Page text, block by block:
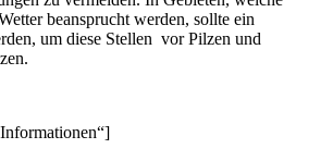
beansprucht werden, sollte ein
um diese Stellen vor Pilzen und